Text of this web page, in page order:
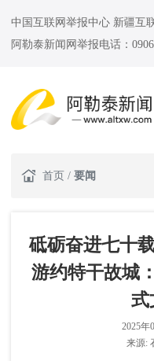
中国互联网举报中心 新疆互
阿勒泰新闻网举报电话：
首页 / 要闻
砥砺奋进七十
游约特干故城
式
2025年
来源: